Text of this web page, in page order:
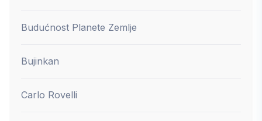
Budućnost Planete Zemlje
Bujinkan
Carlo Rovelli